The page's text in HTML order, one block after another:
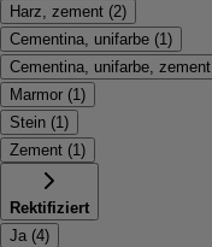
Harz, zement (2)
Cementina, unifarbe (1)
Cementina, unifarbe, zement
Marmor (1)
Stein (1)
Zement (1)
Rektifiziert
Ja (4)